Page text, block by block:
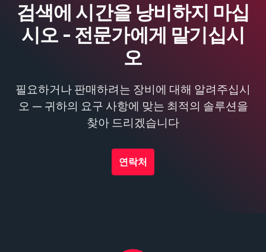
검색에 시간을 낭비하지 마십
시오 - 전문가에게 맡기십시
오
필요하거나 판매하려는 장비에 대해 알려주십시
오 — 귀하의 요구 사항에 맞는 최적의 솔루션을
찾아 드리겠습니다
연락처